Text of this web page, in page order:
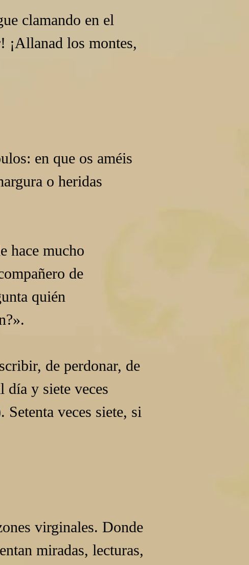
clamando en el
¡Allanad los montes,
en que os améis
o heridas
hace mucho
de
quién
de perdonar, de
día y siete veces
veces siete, si
virginales. Donde
miradas, lecturas,